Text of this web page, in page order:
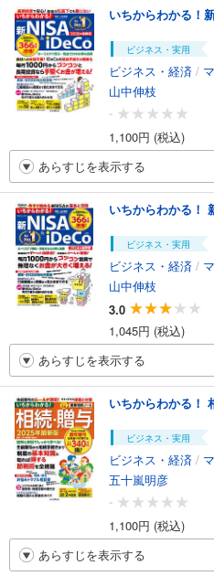
いちからわかる！
ビジネス・実用
ビジネス・経済 /
山中伸枝
-
1,100円 (税込)
あらすじを表示する
いちからわかる！
ビジネス・実用
ビジネス・経済 /
山中伸枝
3.0
1,045円 (税込)
あらすじを表示する
いちからわかる！
ビジネス・実用
ビジネス・経済 /
五十嵐明彦
-
1,100円 (税込)
あらすじを表示する